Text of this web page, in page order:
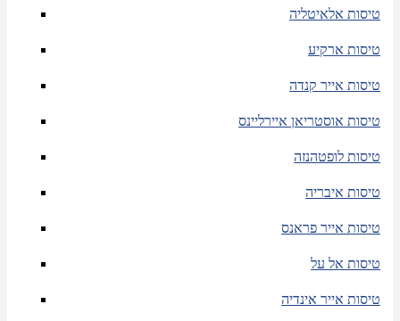
טיסות אלאיטליה
טיסות ארקיע
טיסות אייר קנדה
טיסות אוסטריאן איירליינס
טיסות לופטהנזה
טיסות איבריה
טיסות אייר פראנס
טיסות אל על
טיסות אייר אינדיה